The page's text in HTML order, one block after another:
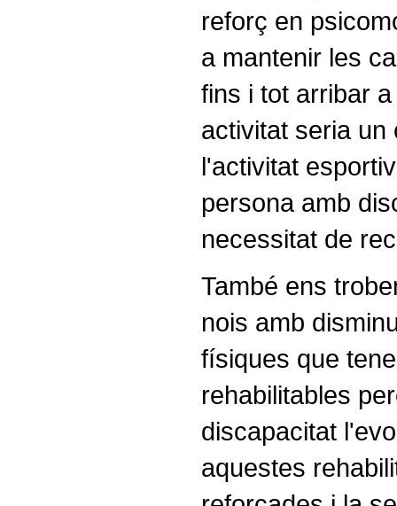
reforç en
a mantenir les
fins i tot arribar
activitat seria un
l'activitat
persona amb
necessitat de
També ens
nois amb
físiques que
rehabilitables
discapacitat
aquestes